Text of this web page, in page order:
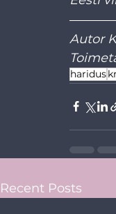
Autor
haridus
Recent Posts